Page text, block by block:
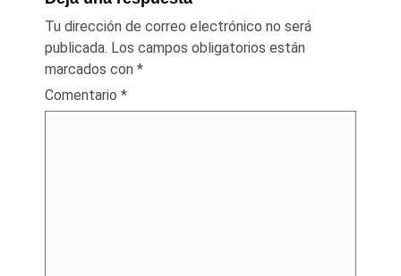
Tu dirección de correo electrónico no será
publicada. Los campos obligatorios están
marcados con *
Comentario *